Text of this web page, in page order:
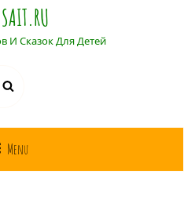
И Сказок Для Детей
Menu